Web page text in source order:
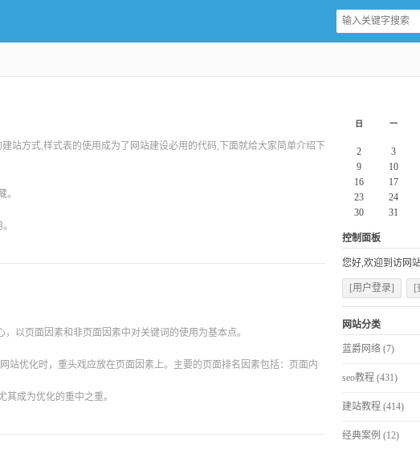
站方式,样式表的使用成为了网站建设必用的代码,下面就给大家简单介绍下
。
以页面因素和非页面因素中对关键词的使用为基本点。
优化时，重头戏应放在页面因素上。主要的页面排名因素包括：页面内
成为优化的重中之重。
日 一
2
3
9
10
16
17
23
24
30
31
控制面板
您好,欢迎到访网
[用户登录] [
网站分类
蓝爵网络 (7)
seo教程 (431)
建站教程 (414)
经典案例 (12)